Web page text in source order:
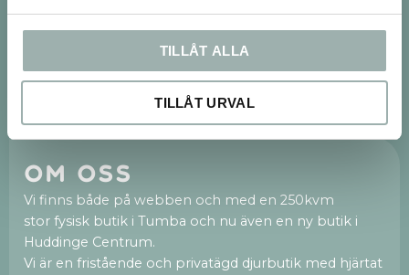
TILLÅT ALLA
TILLÅT URVAL
PRENUMERERA
Dina personuppgifter behandlas i enlighet med vår
Om oss
Vi finns både på webben och med en 250kvm
stor fysisk butik i Tumba och nu även en ny butik i
Huddinge Centrum.
Vi är en fristående och privatägd djurbutik med hjärtat